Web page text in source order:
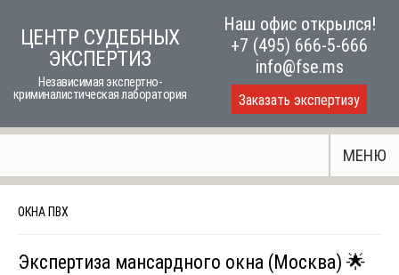
ЦЕНТР СУДЕБНЫХ
ЭКСПЕРТИЗ
Независимая экспертно-
криминалистическая лаборатория
Наш офис открылся!
+7 (495) 666-5-666
info@fse.ms
Заказать экспертизу
МЕНЮ
ОКНА ПВХ
Экспертиза мансардного окна (Москва) 🌟